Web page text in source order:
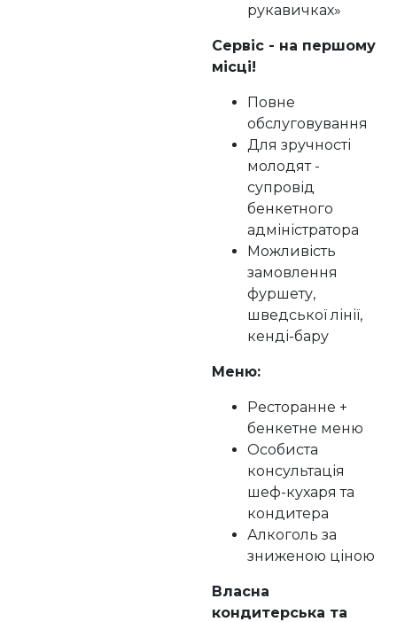
рукавичках»
Сервіс - на першому
місці!
Повне
обслуговування
Для зручності
молодят -
супровід
бенкетного
адміністратора
Можливість
замовлення
фуршету,
шведської лінії,
кенді-бару
Меню:
Ресторанне +
бенкетне меню
Особиста
консультація
шеф-кухаря та
кондитера
Алкоголь за
зниженою ціною
Власна
кондитерська та